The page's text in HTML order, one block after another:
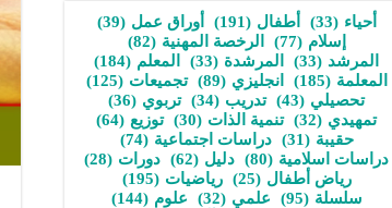
أحياء (33) أطفال (191) أوراق عمل (39)
إسلام (77) الرخصة المهنية (82)
المرشد (33) المرشدة (33) المعلم (184)
المعلمة (185) انجليزي (89) تجميعات (125)
تحصيلي (43) تدريب (34) تربوي (36)
تمهيدي (32) تنمية الذات (30) توزيع (64)
حقيبة (31) دراسات اجتماعية (74)
دراسات اسلامية (80) دليل (62) دورات (28)
رياض أطفال (25) رياضيات (195)
سلسلة (95) علمي (32) علوم (144)